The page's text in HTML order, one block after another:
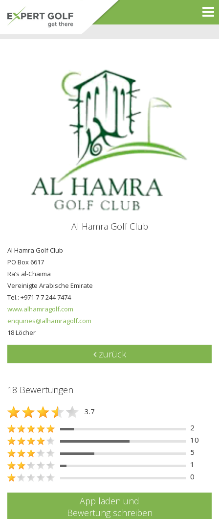
Al Hamra Golf Club
Al Hamra Golf Club
PO Box 6617
Ra’s al-Chaima
Vereinigte Arabische Emirate
Tel.: +971 7 7 244 7474
www.alhamragolf.com
enquiries@alhamragolf.com
18 Löcher
zurück
18 Bewertungen
3.7
2
10
5
1
0
App laden und
Bewertung schreiben